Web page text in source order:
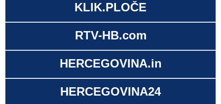
KLIK.PLOČE
RTV-HB.com
HERCEGOVINA.in
HERCEGOVINA24